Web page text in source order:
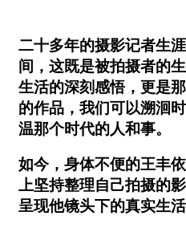
二十多年的摄影记者生
间，这既是被拍摄者的
生活的深刻感悟，更是
的作品，我们可以溯洄
温那个时代的人和事。
如今，身体不便的王丰
上坚持整理自己拍摄的
呈现他镜头下的真实生活